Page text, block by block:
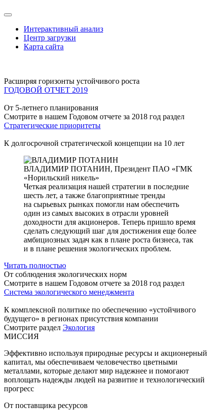
Интерактивный анализ
Центр загрузки
Карта сайта
Расширяя горизонты устойчивого роста
ГОДОВОЙ ОТЧЕТ 2019
От 5-летнего планирования
Смотрите в нашем Годовом отчете за 2018 год раздел
Стратегические приоритеты
К долгосрочной стратегической концепции на 10 лет
ВЛАДИМИР ПОТАНИН, Президент ПАО «ГМК
«Норильский никель»
Четкая реализация нашей стратегии в последние
шесть лет, а также благоприятные тренды
на сырьевых рынках помогли нам обеспечить
один из самых высоких в отрасли уровней
доходности для акционеров. Теперь пришло время
сделать следующий шаг для достижения еще более
амбициозных задач как в плане роста бизнеса, так
и в плане решения экологических проблем.
Читать полностью
От соблюдения экологических норм
Смотрите в нашем Годовом отчете за 2018 год раздел
Система экологического менеджмента
К комплексной политике по обеспечению «устойчивого
будущего» в регионах присутствия компании
Смотрите раздел Экология
МИССИЯ
Эффективно используя природные ресурсы и акционерный
капитал, мы обеспечиваем человечество цветными
металлами, которые делают мир надежнее и помогают
воплощать надежды людей на развитие и технологический
прогресс
От поставщика ресурсов